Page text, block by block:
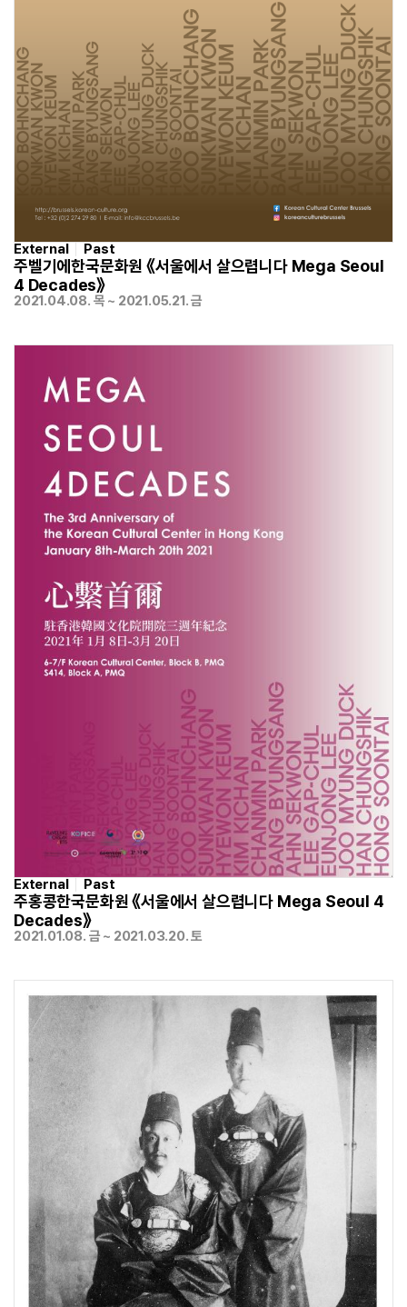
External Past
주벨기에한국문화원 《서울에서 살으렵니다 Mega Seoul
4 Decades》
2021.04.08. 목 ~ 2021.05.21. 금
External Past
주홍콩한국문화원 《서울에서 살으렵니다 Mega Seoul 4
Decades》
2021.01.08. 금 ~ 2021.03.20. 토